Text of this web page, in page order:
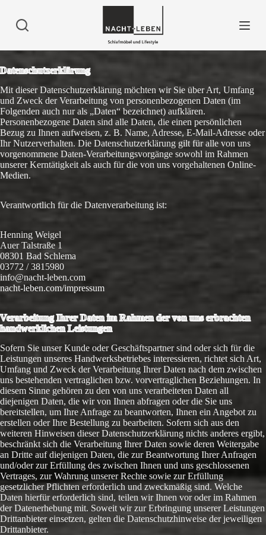
u
m
n
a
l
t
s
p
r
i
n
g
e
n
Datenschutzerklärung
Mit dieser Datenschutzerklärung möchten wir Sie über Art, Umfang
und Zweck der Verarbeitung von personenbezogenen Daten (im
Folgenden auch nur als „Daten“ bezeichnet) aufklären.
Personenbezogene Daten sind alle Daten, die einen persönlichen
Bezug zu Ihnen aufweisen, z. B. Name, Adresse, E-Mail-Adresse oder
Ihr Nutzerverhalten. Die Datenschutzerklärung gilt für alle von uns
vorgenommene Daten-Verarbeitungsvorgänge sowohl im Rahmen
unserer Kerntätigkeit als auch für die von uns vorgehaltenen Online-
Medien.
Verantwortlich für die Datenverarbeitung ist:
Henning Weigel
Auer Talstraße 1
08301 Bad Schlema
03772 / 3815980
info@nacht-leben.com
nacht-leben.com/impressum
Verarbeitung Ihrer Daten im Rahmen der von uns erbrachten
handwerklichen Leistungen
Sofern Sie unser Kunde oder Geschäftspartner sind oder sich für die
Leistungen unseres Handwerksbetriebes interessieren, richtet sich Art,
Umfang und Zweck der Verarbeitung Ihrer Daten nach dem zwischen
uns bestehenden vertraglichen bzw. vorvertraglichen Beziehungen. In
diesem Sinne gehören zu den von uns verarbeiteten Daten all
diejenigen Daten, die wir von Ihnen abfragen oder die Sie uns
bereitstellen, um Ihre Anfrage zu beantworten, Ihnen ein Angebot zu
erstellen oder Ihre Bestellung zu bearbeiten. Sofern sich aus den
weiteren Hinweisen dieser Datenschutzerklärung nichts anderes ergibt,
beschränkt sich die Verarbeitung Ihrer Daten sowie deren Weitergabe
an Dritte auf diejenigen Daten, die zur Beantwortung Ihrer Anfragen
und/oder zur Erfüllung des zwischen Ihnen und uns geschlossenen
Vertrages, zur Wahrung unserer Rechte sowie zur Erfüllung
gesetzlicher Pflichten erforderlich und zweckmäßig sind. Welche
Daten hierfür erforderlich sind, teilen wir Ihnen vor oder im Rahmen
der Datenerhebung mit. Soweit wir zur Erbringung unserer Leistungen
Drittanbieter einsetzen, gelten die Datenschutzhinweise der jeweiligen
Drittanbieter.